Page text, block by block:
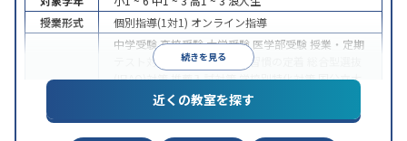
続きを見る
授業形式
個別指導(1対1) オンライン指導
中学受験高校受験大学受験 医学部受験 授業・定期
テスト対策
内申点対策 学習習慣の定着
(旧AO)対策推薦入試対策学校別特化対策国公立大
私大対策共通テスト対策
英語・英会話特化
近くの教室を探す